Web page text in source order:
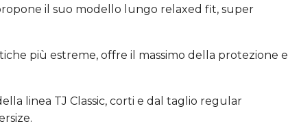
il suo modello lungo relaxed fit, super
più estreme, offre il massimo della protezione e
linea TJ Classic, corti e dal taglio regular